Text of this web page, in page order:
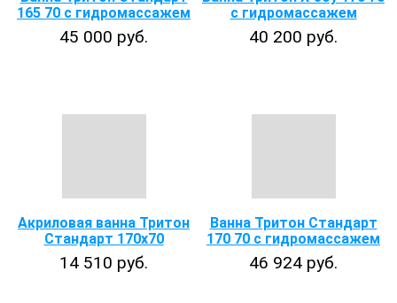
165 70 с гидромассажем
45 000 руб.
с гидромассажем
40 200 руб.
Акриловая ванна Тритон
Стандарт 170х70
14 510 руб.
Ванна Тритон Стандарт
170 70 с гидромассажем
46 924 руб.